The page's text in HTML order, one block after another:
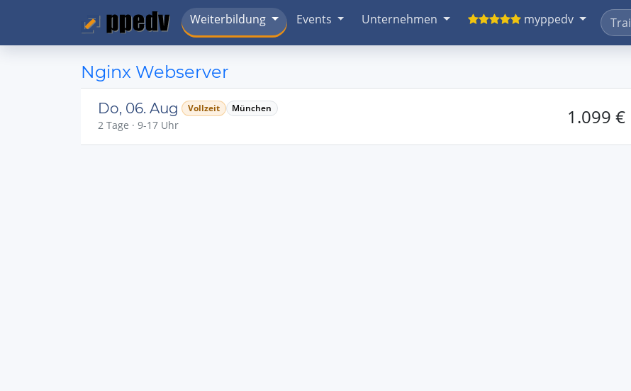
Weiterbildung Events Unternehmen myppedv
Nginx Webserver
Do, 06. Aug Vollzeit München
2 Tage · 9-17 Uhr 1.099 €